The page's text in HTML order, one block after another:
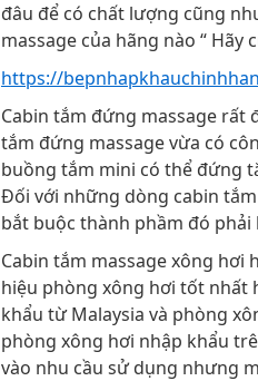
đâu để có chất lượng cũng
massage của hãng nào “
https://
Cabin tắm đứng massage rất
tắm đứng massage vừa có
buồng tắm mini có thể đứng
Đối với những dòng cabin
bắt buộc thành phầm đó phải
Cabin tắm massage xông
hiệu phòng xông hơi tốt nhất
khẩu từ Malaysia và phòng
phòng xông hơi nhập khẩu
vào nhu cầu sử dụng nhưng